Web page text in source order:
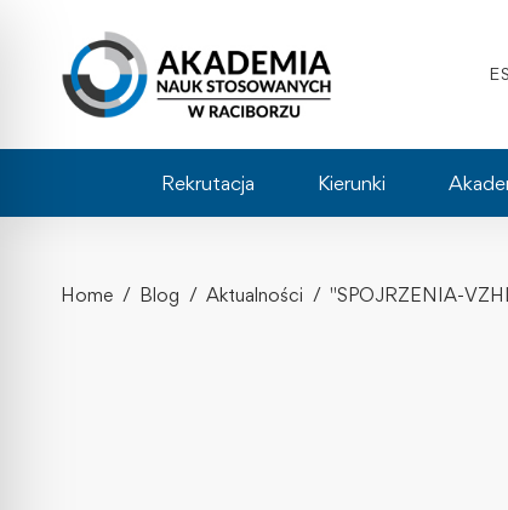
Rekrutacja Kierunki
Home Blog Aktualności "SPOJRZENIA-